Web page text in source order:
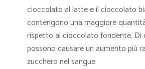
cioccolato al latte e il cioccolato
contengono una maggiore
rispetto al cioccolato fondente. Di
possono causare un aumento più
zucchero nel sangue.